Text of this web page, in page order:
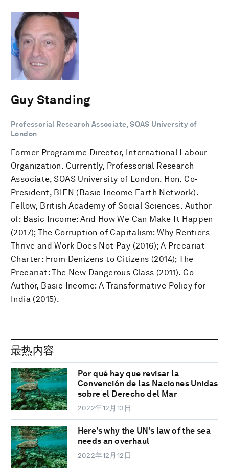
Guy Standing
Professorial Research Associate, SOAS University of
London
Former Programme Director, International Labour
Organization. Currently, Professorial Research
Associate, SOAS University of London. Hon. Co-
President, BIEN (Basic Income Earth Network).
Fellow, British Academy of Social Sciences. Author
of: Basic Income: And How We Can Make It Happen
(2017); The Corruption of Capitalism: Why Rentiers
Thrive and Work Does Not Pay (2016); A Precariat
Charter: From Denizens to Citizens (2014); The
Precariat: The New Dangerous Class (2011). Co-
Author, Basic Income: A Transformative Policy for
India (2015).
最热内容
Por qué hay que revisar la
Convención de las Naciones Unidas
sobre el Derecho del Mar
2022年12月13日
Here's why the UN's law of the sea
needs an overhaul
2022年12月12日